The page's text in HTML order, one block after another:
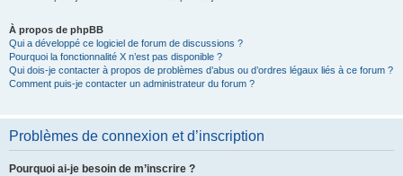
À propos de phpBB
Qui a développé ce logiciel de forum de discussions ?
Pourquoi la fonctionnalité X n’est pas disponible ?
Qui dois-je contacter à propos de problèmes d’abus ou d’ordres légaux liés à ce forum ?
Comment puis-je contacter un administrateur du forum ?
Problèmes de connexion et d’inscription
Pourquoi ai-je besoin de m’inscrire ?